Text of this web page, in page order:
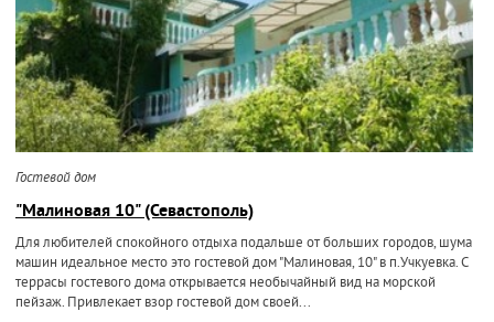
Гостевой дом
"Малиновая 10" (Севастополь)
Для любителей спокойного отдыха подальше от больших городов, шума
машин идеальное место это гостевой дом "Малиновая, 10" в п.Учкуевка. С
террасы гостевого дома открывается необычайный вид на морской
пейзаж. Привлекает взор гостевой дом своей...